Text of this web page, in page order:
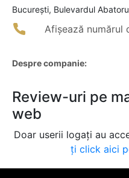
Bucureşti, Bulevardul
Afișează numărul
Despre companie:
Review-uri pe
web
Doar userii logați au
ți click aici